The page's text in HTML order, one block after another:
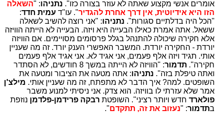
אומרים אנשי מקצוע שאתה לא עוזר בצורה כזו". נתניהו: "השאלה
הזו היא אידיוטית, אין דרך אחרת להגדיר". עו"ד עמית חדד:
"הכל היה בדלתיים סגורות". נתניהו: "אני רוצה להשיב לשאלה
ששאל. אתה אמרת כאילו הבעייה היא ויזה. הבעייה לא הייתה הוויזה
אלא חקירה שיכולה להתנהל בגלל פרסומים מסויימים. אם הוויזה
יורדת - החקירה יורדת. המשבר האפשרי הענק יורד. זה מה שעניין
אותי. תגיד ויזה אלף פעמים, אני אגיד לא. אני אגיד אלף פעמים
חקירה". תדמור
: "הוויזה לא הייתה במשך 8 חודשים, לא הסתדר
ואתה טיפלת בזה". נתניהו: אתה מטעה את הציבור ומטעה את
השופטים. למה? איך הדבר לא מתפתח, זה מה שעניין אותי. מילצ'ן
אמר שלא עזרתי לו בוויזה. הוא צדק. אני ניסיתי למנוע משבר
פולארד חדש ויותר רציני". השופטת רבקה פרידמן-פלדמן נוזפת
בתדמור: "נעזוב את זה, תתקדם".